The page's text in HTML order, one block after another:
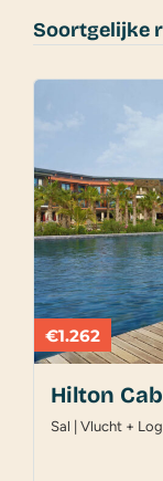
Soortgelijke
€1.262
Hilton
Sal | Vlucht +